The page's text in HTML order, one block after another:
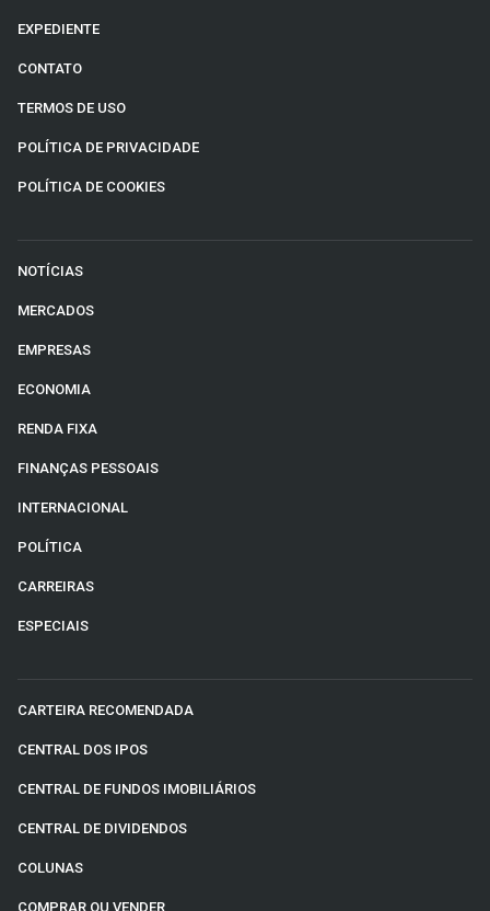
EXPEDIENTE
CONTATO
TERMOS DE USO
POLÍTICA DE PRIVACIDADE
POLÍTICA DE COOKIES
NOTÍCIAS
MERCADOS
EMPRESAS
ECONOMIA
RENDA FIXA
FINANÇAS PESSOAIS
INTERNACIONAL
POLÍTICA
CARREIRAS
ESPECIAIS
CARTEIRA RECOMENDADA
CENTRAL DOS IPOS
CENTRAL DE FUNDOS IMOBILIÁRIOS
CENTRAL DE DIVIDENDOS
COLUNAS
COMPRAR OU VENDER